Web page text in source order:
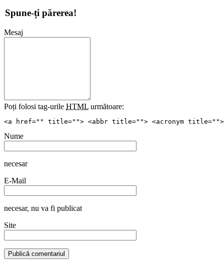
Spune-ți părerea!
Mesaj
Poți folosi tag-urile HTML următoare:
<a href="" title=""> <abbr title=""> <acronym title="">
Nume
necesar
E-Mail
necesar, nu va fi publicat
Site